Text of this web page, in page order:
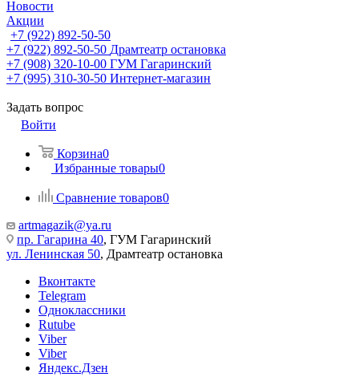
Новости
Акции
+7 (922) 892-50-50
+7 (922) 892-50-50 Драмтеатр остановка
+7 (908) 320-10-00 ГУМ Гагаринский
+7 (995) 310-30-50 Интернет-магазин
Задать вопрос
Войти
Корзина0
Избранные товары0
Сравнение товаров0
artmagazik@ya.ru
пр. Гагарина 40, ГУМ Гагаринский
ул. Ленинская 50, Драмтеатр остановка
Вконтакте
Telegram
Одноклассники
Rutube
Viber
Viber
Яндекс.Дзен